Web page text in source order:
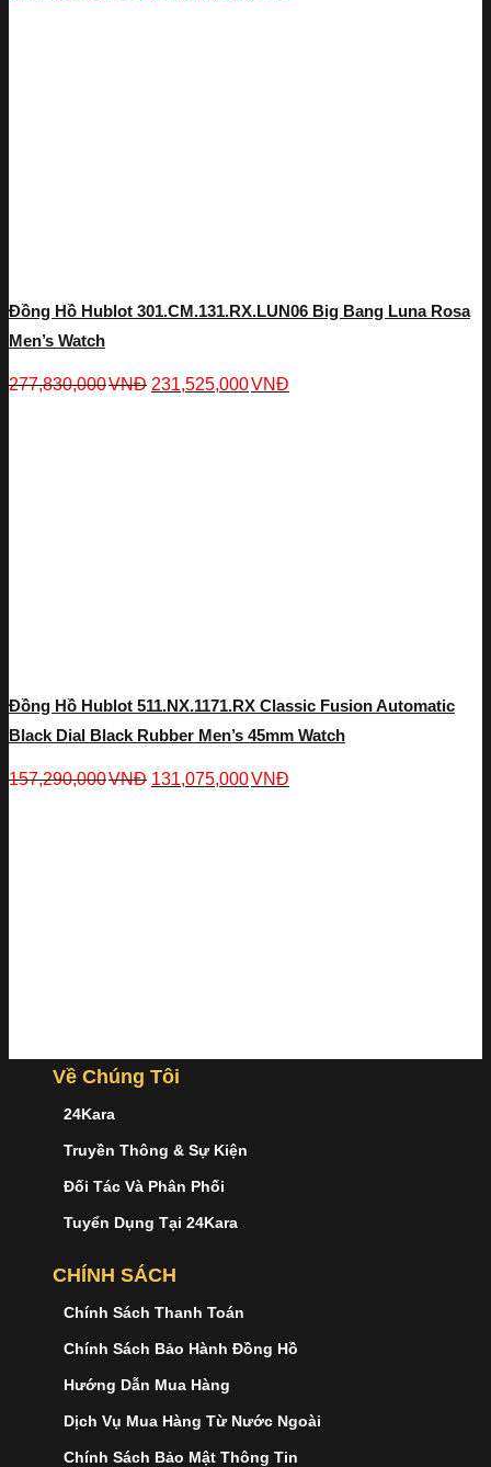
Đồng Hồ Hublot 301.CM.131.RX.LUN06 Big Bang Luna Rosa
Men’s Watch
277,830,000VNĐ 231,525,000VNĐ
Đồng Hồ Hublot 511.NX.1171.RX Classic Fusion Automatic
Black Dial Black Rubber Men’s 45mm Watch
157,290,000VNĐ 131,075,000VNĐ
Về Chúng Tôi
24Kara
Truyền Thông & Sự Kiện
Đối Tác Và Phân Phối
Tuyển Dụng Tại 24Kara
CHÍNH SÁCH
Chính Sách Thanh Toán
Chính Sách Bảo Hành Đồng Hồ
Hướng Dẫn Mua Hàng
Dịch Vụ Mua Hàng Từ Nước Ngoài
Chính Sách Bảo Mật Thông Tin